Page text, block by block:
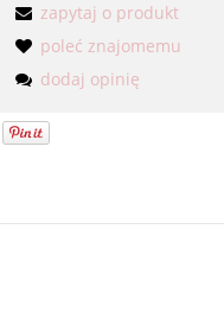
zapytaj o produkt
poleć znajomemu
dodaj opinię